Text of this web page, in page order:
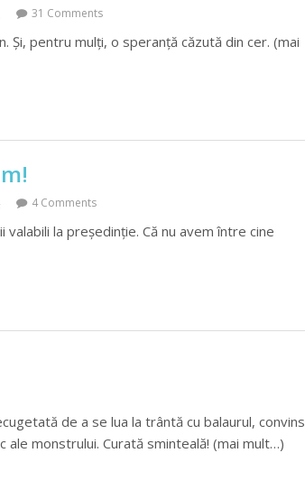
31 Comments
Şi, pentru mulţi, o speranţă căzută din cer. (mai
4 Comments
la preşedinţie. Că nu avem între cine
de a se lua la trântă cu balaurul, convins
ale monstrului. Curată sminteală! (mai mult…)